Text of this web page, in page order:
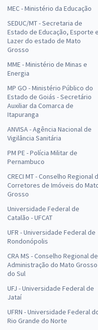
MEC - Ministério da Educação
SEDUC/MT - Secretaria de
Estado de Educação, Esporte e
Lazer do estado de Mato
Grosso
MME - Ministério de Minas e
Energia
MP GO - Ministério Público do
Estado de Goiás - Secretário
Auxiliar da Comarca de
Itapuranga
ANVISA - Agência Nacional de
Vigilância Sanitária
PM PE - Polícia Militar de
Pernambuco
CRECI MT - Conselho Regional
Corretores de Imóveis do
Grosso
Universidade Federal de
Catalão - UFCAT
UFR - Universidade Federal de
Rondonópolis
CRA MS - Conselho Regional de
Administração do Mato Grosso
do Sul
UFJ - Universidade Federal de
Jataí
UFRN - Universidade Federal
Rio Grande do Norte